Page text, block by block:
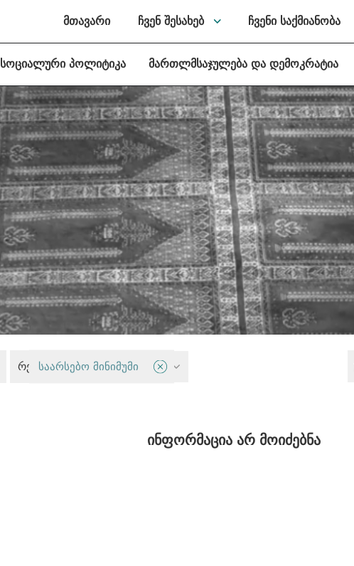
მთავარი ჩვენ შესახებ ჩვენი საქმიანობა
სოციალური პოლიტიკა მართლმსაჯულება და დემოკრატია
რელიგიის თავისუფლება
საარსებო მინიმუმი
ინფორმაცია არ მოიძებნა